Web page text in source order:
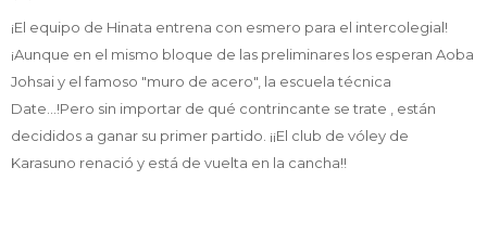
¡El equipo de Hinata entrena con esmero para el intercolegial!
¡Aunque en el mismo bloque de las preliminares los esperan Aoba
Johsai y el famoso "muro de acero", la escuela técnica
Date...!Pero sin importar de qué contrincante se trate , están
decididos a ganar su primer partido. ¡¡El club de vóley de
Karasuno renació y está de vuelta en la cancha!!